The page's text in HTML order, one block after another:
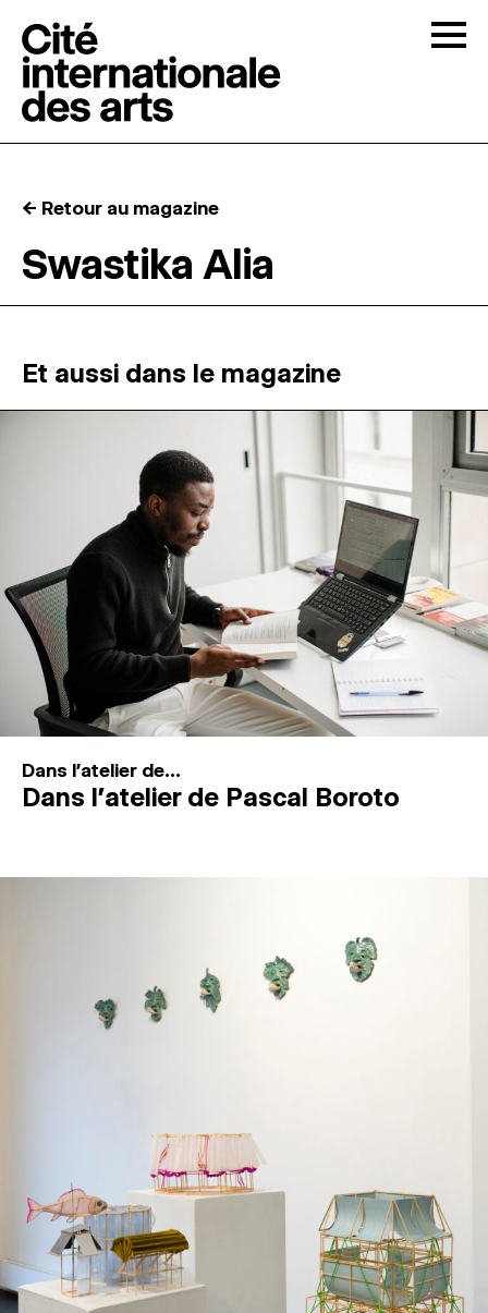
RÉSIDENCES ↓
ATELIERS OUVERTS
ESPACES DE PRATIQUE ARTISTIQUE ↓
Recherche
Connexion
↓
← Retour au magazine
Swastika Alia
Et aussi dans le magazine
Dans l'atelier de...
Dans l’atelier de Pascal Boroto